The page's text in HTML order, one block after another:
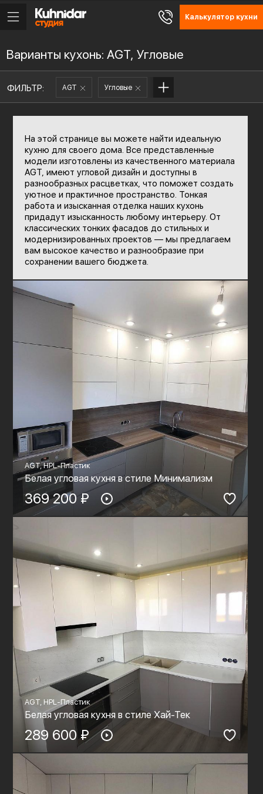
Калькулятор кухни
Варианты кухонь: AGT, Угловые
ФИЛЬТР: AGT Угловые
На этой странице вы можете найти идеальную
кухню для своего дома. Все представленные
модели изготовлены из качественного материала
AGT, имеют угловой дизайн и доступны в
разнообразных расцветках, что поможет создать
уютное и практичное пространство. Тонкая
работа и изысканная отделка наших кухонь
придадут изысканность любому интерьеру. От
классических тонких фасадов до стильных и
модернизированных проектов — мы предлагаем
вам высокое качество и разнообразие при
сохранении вашего бюджета.
AGT, HPL-Пластик
Белая угловая кухня в стиле Минимализм
369 200 ₽
AGT, HPL-Пластик
Белая угловая кухня в стиле Хай-Тек
289 600 ₽